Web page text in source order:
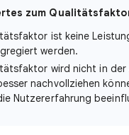
zum
ist keine
werden.
wird nicht in
nachvollziehen
Nutzererfahrung